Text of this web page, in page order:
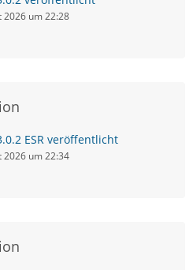
2026 um 22:28
ESR veröffentlicht
2026 um 22:34